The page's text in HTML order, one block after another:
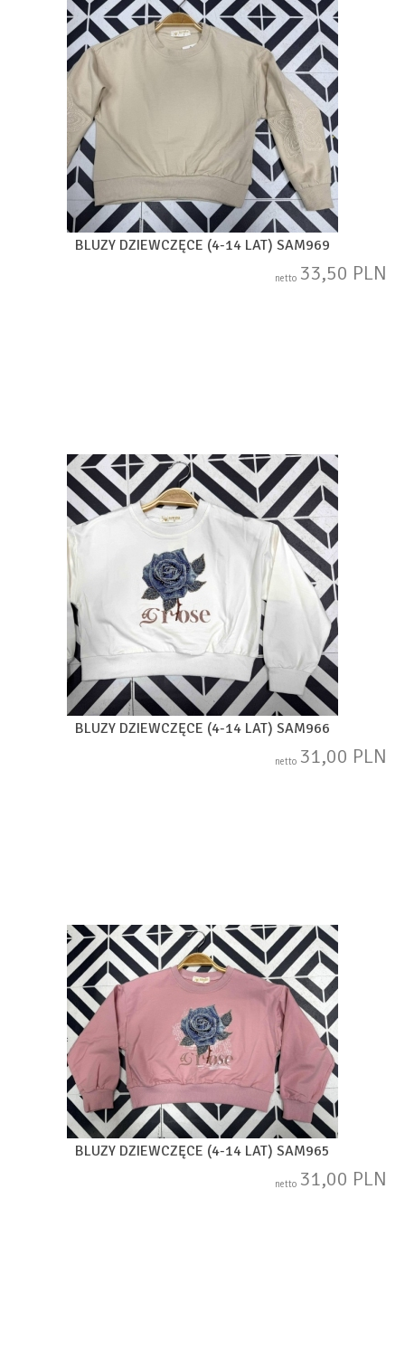
BLUZY DZIEWCZĘCE (4-14 LAT) SAM969
netto 33,50 PLN
BLUZY DZIEWCZĘCE (4-14 LAT) SAM966
netto 31,00 PLN
BLUZY DZIEWCZĘCE (4-14 LAT) SAM965
netto 31,00 PLN